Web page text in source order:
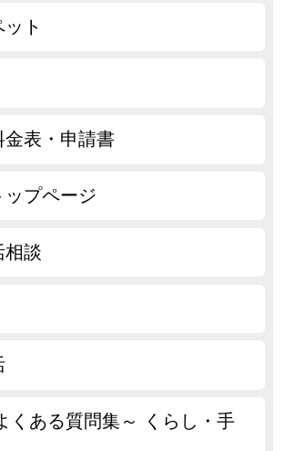
ト
金表・申請書
ップページ
相談
くある質問集～ くらし・手